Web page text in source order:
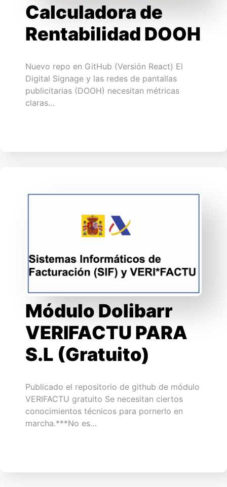
Calculadora de
Rentabilidad DOOH
Nuevo repo en GitHub (Versión React) El
Digital Signage y las redes de pantallas
publicitarias (DOOH) necesitan métricas
claras…
Módulo Dolibarr
VERIFACTU PARA
S.L (Gratuito)
Publicado el repositorio de github de módulo
VERIFACTU gratuito Se necesitan ciertos
conocimientos técnicos para pornerlo en
marcha.***No es…